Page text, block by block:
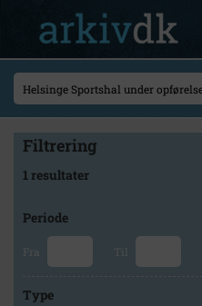
Filtrering
1 resultater
Periode
Fra Til
Type